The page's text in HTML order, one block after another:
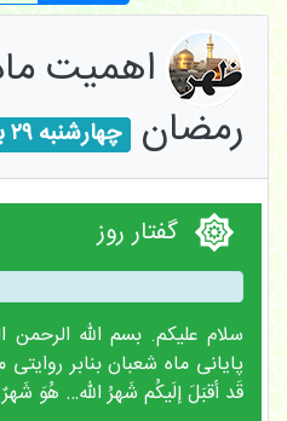
اهمیت
رمضان چهارشنبه ۲۹ بهمن ۱۴۰۴
گفتار روز
سلام علیکم. بسم الله الرحمن
پایانی ماه شعبان بنابر
قَد أقبَلَ إلَیکُم شَهرُ الله… هُوَ